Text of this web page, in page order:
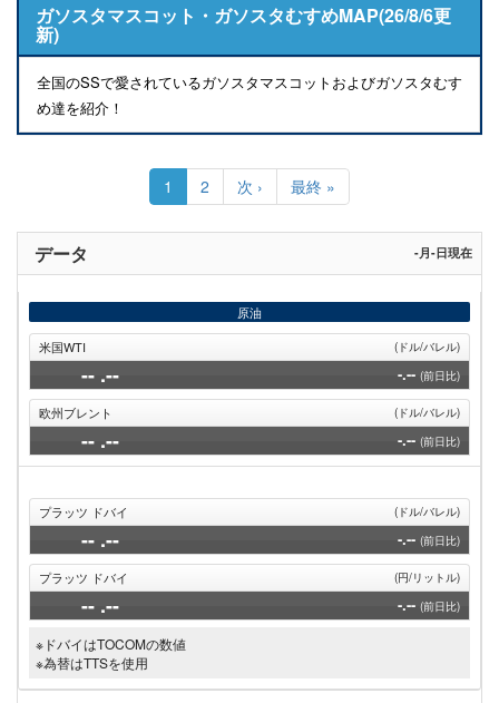
ガソスタマスコット・ガソスタむすめMAP(26/8/6更
新)
全国のSSで愛されているガソスタマスコットおよびガソスタむす
め達を紹介！
送
り
カ
レ
ン
ペ
1 Page
2
次
ペ
ー
次 ›
最
終
ペ
ジ
最終 »
データ -月-日現在
原油
米国WTI
(ドル/バレル)
-- .-- -.-- (前日比)
欧州ブレント (ドル/バレル)
-- .-- -.-- (前日比)
プラッツ ドバイ (ドル/バレル)
-- .-- -.-- (前日比)
プラッツ ドバイ (円/リットル)
-- .-- -.-- (前日比)
※ドバイはTOCOMの数値
※為替はTTSを使用